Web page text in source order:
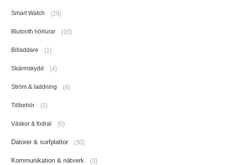
Smart Watch (28)
Blutooth hörlurar (10)
Billaddare (1)
Skärmskydd (4)
Ström & laddning (4)
Tillbehör (5)
Väskor & fodral (5)
Datorer & surfplattor (30)
Kommunikation & nätverk (3)